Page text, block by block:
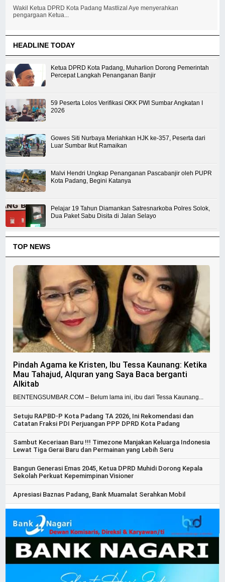
Wakil Ketua DPRD Kota Padang Mastlizal Aye menyerahkan
pengargaan Ketua...
HEADLINE TODAY
Ketua DPRD Kota Padang, Muharlion Dorong Pemerintah
Percepat Langkah Penanganan Banjir
59 Peserta Lolos Verifikasi OKK PWI Sumbar Angkatan I
2026
Gowes Siti Nurbaya Meriahkan HJK ke-357, Peserta dari
Luar Sumbar Ikut Ramaikan
Malvi Hendri Ungkap Penanganan Pascabanjir oleh PUPR
Kota Padang, Begini Katanya
Pelajar 19 Tahun Diamankan Satresnarkoba Polres Solok,
Dua Paket Sabu Disita di Jalan Selayo
TOP NEWS
Pindah Agama ke Kristen, Ibu Tessa Kaunang: Ketika
Mau Tahajud, Alquran yang Saya Baca berganti
Alkitab
BENTENGSUMBAR.COM – Belum lama ini, ibu dari Tessa Kaunang...
Setuju RAPBD-P Kota Padang TA 2026, Ini Rekomendasi dan
Catatan Fraksi PDI Perjuangan PPP DPRD Kota Padang
Sambut Keceriaan Baru !!! Timezone Manjakan Keluarga Indonesia
Lewat Tiga Gerai Baru dan Permainan yang Lebih Seru
Bangun Generasi Emas 2045, Ketua DPRD Muhidi Dorong Kepala
Sekolah Perkuat Kepemimpinan Visioner
Apresiasi Baznas Padang, Bank Muamalat Serahkan Mobil